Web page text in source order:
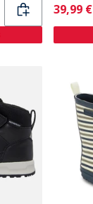
Current
39,99 €